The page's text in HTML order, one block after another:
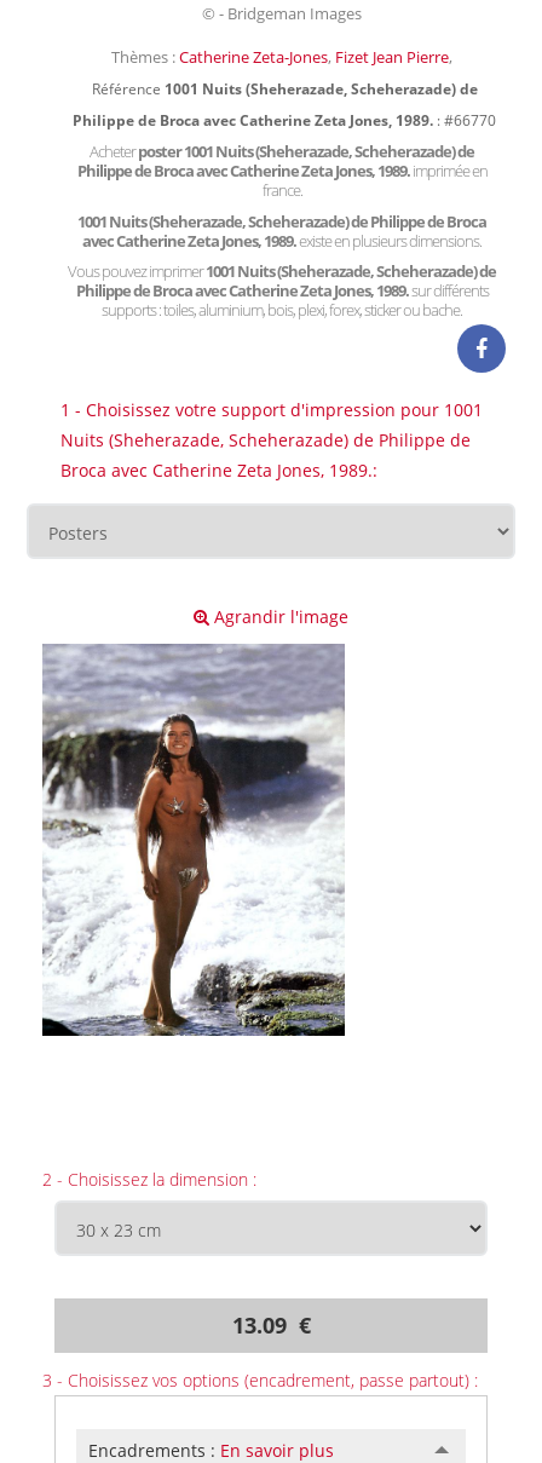
© - Bridgeman Images
Thèmes :Catherine Zeta-Jones, Fizet Jean Pierre,
Référence 1001 Nuits (Sheherazade, Scheherazade) de
Philippe de Broca avec Catherine Zeta Jones, 1989. : #66770
Acheterposter 1001 Nuits (Sheherazade, Scheherazade) de
Philippe de Broca avec Catherine Zeta Jones, 1989.imprimée en
france.
1001 Nuits (Sheherazade, Scheherazade) de Philippe de Broca
avec Catherine Zeta Jones, 1989.existe en plusieurs dimensions.
Vous pouvez imprimer1001 Nuits (Sheherazade, Scheherazade) de
Philippe de Broca avec Catherine Zeta Jones, 1989.sur différents
supports : toiles, aluminium, bois, plexi, forex, sticker ou bache.
1 - Choisissez votre support d'impression pour 1001
Nuits (Sheherazade, Scheherazade) de Philippe de
Broca avec Catherine Zeta Jones, 1989.:
Agrandir l'image
2 - Choisissez la dimension :
13.09 €
3 - Choisissez vos options (encadrement, passe partout) :
Encadrements : En savoir plus